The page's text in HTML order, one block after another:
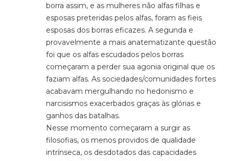
borra assim, e as mulheres não alfas filhas e
esposas preteridas pelos alfas, foram as fieis
esposas dos borras eficazes. A segunda e
provavelmente a mais anatematizante questão
foi que os alfas escudados pelos borras
começaram a perder sua agonia original que os
faziam alfas. As sociedades/comunidades fortes
acabavam mergulhando no hedonismo e
narcisismos exacerbados graças às glórias e
ganhos das batalhas.
Nesse momento começaram a surgir as
filosofias, os menos providos de qualidade
intrínseca, os desdotados das capacidades